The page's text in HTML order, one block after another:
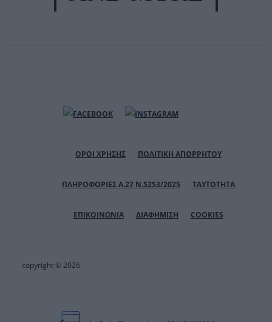
ΟΡΟΙ ΧΡΗΣΗΣ ΠΟΛΙΤΙΚΗ ΑΠΟΡΡΗΤΟΥ
ΠΛΗΡΟΦΟΡΙΕΣ Α.27 Ν.5253/2025 ΤΑΥΤΟΤΗΤΑ
ΕΠΙΚΟΙΝΩΝΙΑ ΔΙΑΦΗΜΙΣΗ COOKIES
copyright © 2026